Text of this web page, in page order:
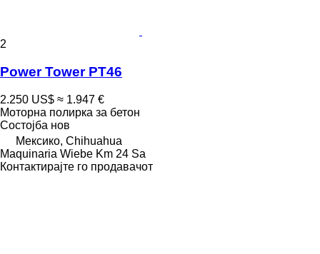
2
Power Tower PT46
2.250 US$ ≈ 1.947 €
Моторна полирка за бетон
Состојба нов
Мексико, Chihuahua
Maquinaria Wiebe Km 24 Sa
Контактирајте го продавачот